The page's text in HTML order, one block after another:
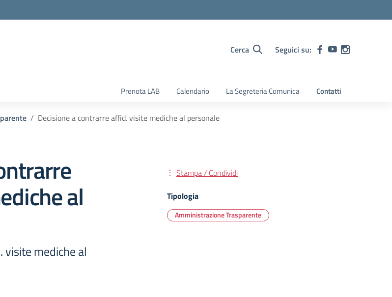
Cerca Seguici su:
Prenota LAB Calendario La Segreteria Comunica Contatti
Decisione a contrarre affid. visite mediche al personale
al
visite mediche al
Stampa / Condividi
Tipologia
Amministrazione Trasparente